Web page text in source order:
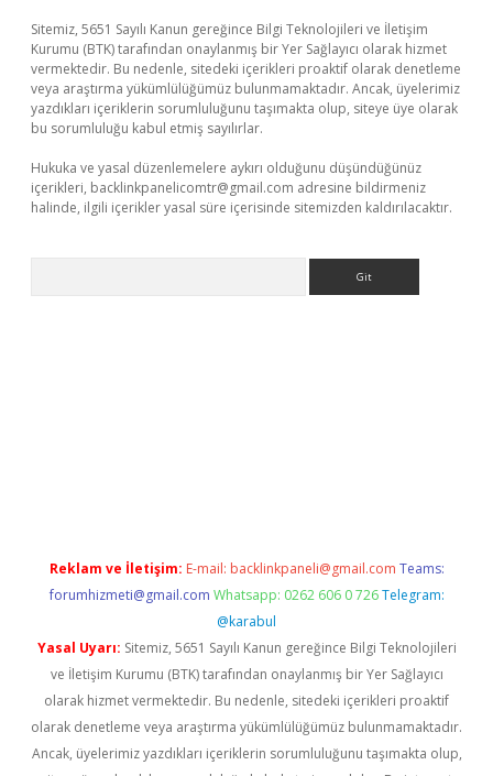
Sitemiz, 5651 Sayılı Kanun gereğince Bilgi Teknolojileri ve İletişim
Kurumu (BTK) tarafından onaylanmış bir Yer Sağlayıcı olarak hizmet
vermektedir. Bu nedenle, sitedeki içerikleri proaktif olarak denetleme
veya araştırma yükümlülüğümüz bulunmamaktadır. Ancak, üyelerimiz
yazdıkları içeriklerin sorumluluğunu taşımakta olup, siteye üye olarak
bu sorumluluğu kabul etmiş sayılırlar.
Hukuka ve yasal düzenlemelere aykırı olduğunu düşündüğünüz
içerikleri, backlinkpanelicomtr@gmail.com adresine bildirmeniz
halinde, ilgili içerikler yasal süre içerisinde sitemizden kaldırılacaktır.
Reklam ve İletişim: E-mail: backlinkpaneli@gmail.com Teams:
forumhizmeti@gmail.com Whatsapp: 0262 606 0 726 Telegram:
@karabul
Yasal Uyarı: Sitemiz, 5651 Sayılı Kanun gereğince Bilgi Teknolojileri
ve İletişim Kurumu (BTK) tarafından onaylanmış bir Yer Sağlayıcı
olarak hizmet vermektedir. Bu nedenle, sitedeki içerikleri proaktif
olarak denetleme veya araştırma yükümlülüğümüz bulunmamaktadır.
Ancak, üyelerimiz yazdıkları içeriklerin sorumluluğunu taşımakta olup,